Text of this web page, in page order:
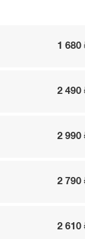
1 680
2 490
2 990
2 790
2 610